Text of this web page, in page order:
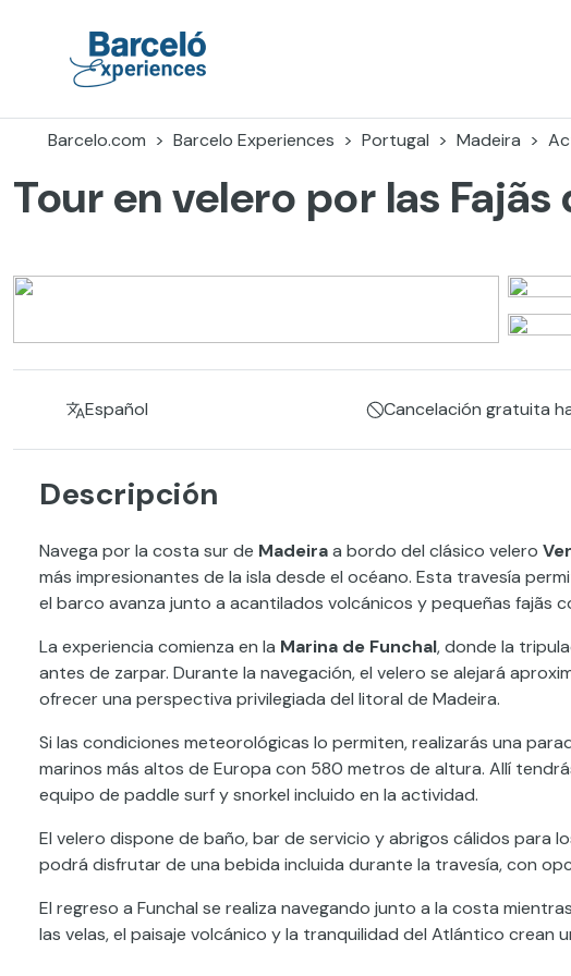
Barcelo.com
Barcelo Experiences Portugal Madeira
Tour en velero por las
Español Cancelación gratuita
Descripción
Navega por la costa sur de Madeiraa bordo del clásico velero
más impresionantes de la isla desde el océano. Esta travesía
el barco avanza junto a acantilados volcánicos y pequeñas fajãs
La experiencia comienza en la Marina de Funchal, donde la
antes de zarpar. Durante la navegación, el velero se alejará
ofrecer una perspectiva privilegiada del litoral de Madeira.
Si las condiciones meteorológicas lo permiten, realizarás una
marinos más altos de Europa con 580 metros de altura. Allí
equipo de paddle surf y snorkel incluido en la actividad.
El velero dispone de baño, bar de servicio y abrigos cálidos para
podrá disfrutar de una bebida incluida durante la travesía, con
El regreso a Funchal se realiza navegando junto a la costa
las velas, el paisaje volcánico y la tranquilidad del Atlántico crean